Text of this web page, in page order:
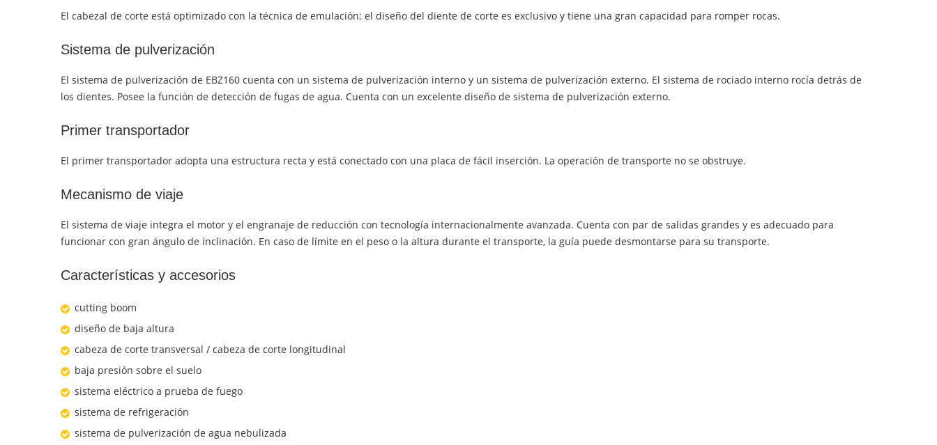
El cabezal de corte está optimizado con la técnica de emulación; el diseño del diente de corte es exclusivo y tiene una gran capacidad para romper rocas.
Sistema de pulverización
El sistema de pulverización de EBZ160 cuenta con un sistema de pulverización interno y un sistema de pulverización externo. El sistema de rociado interno rocía detrás de
los dientes. Posee la función de detección de fugas de agua. Cuenta con un excelente diseño de sistema de pulverización externo.
Primer transportador
El primer transportador adopta una estructura recta y está conectado con una placa de fácil inserción. La operación de transporte no se obstruye.
Mecanismo de viaje
El sistema de viaje integra el motor y el engranaje de reducción con tecnología internacionalmente avanzada. Cuenta con par de salidas grandes y es adecuado para
funcionar con gran ángulo de inclinación. En caso de límite en el peso o la altura durante el transporte, la guía puede desmontarse para su transporte.
Características y accesorios
cutting boom
diseño de baja altura
cabeza de corte transversal / cabeza de corte longitudinal
baja presión sobre el suelo
sistema eléctrico a prueba de fuego
sistema de refrigeración
sistema de pulverización de agua nebulizada